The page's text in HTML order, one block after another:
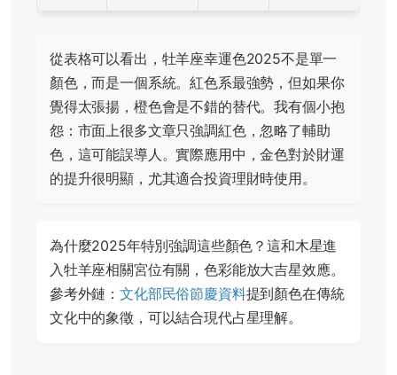
從表格可以看出，牡羊座幸運色2025不是單一
顏色，而是一個系統。紅色系最強勢，但如果你
覺得太張揚，橙色會是不錯的替代。我有個小抱
怨：市面上很多文章只強調紅色，忽略了輔助
色，這可能誤導人。實際應用中，金色對於財運
的提升很明顯，尤其適合投資理財時使用。
為什麼2025年特別強調這些顏色？這和木星進
入牡羊座相關宮位有關，色彩能放大吉星效應。
參考外鏈：文化部民俗節慶資料提到顏色在傳統
文化中的象徵，可以結合現代占星理解。